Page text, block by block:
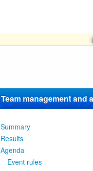
Team management and
Summary
Results
Agenda
Event rules